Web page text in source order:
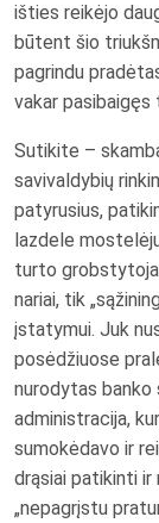
išties reikėjo
būtent šio
pagrindu
vakar
Sutikite –
savivaldybių
patyrusius,
lazdele
turto
nariai, tik
įstatymui. Juk
posėdžiuose
nurodytas banko
administracija,
sumokėdavo ir
drąsiai patikinti ir
„nepagrįstu